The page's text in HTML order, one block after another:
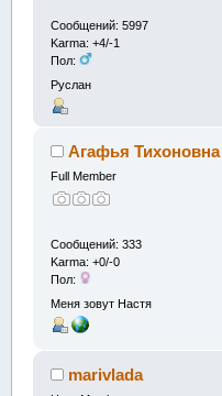
Сообщений: 5997
Karma: +4/-1
Пол:
Руслан
Агафья Тихоновна
Full Member
Сообщений: 333
Karma: +0/-0
Пол:
Меня зовут Настя
marivlada